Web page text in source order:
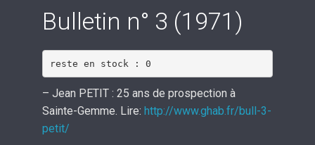
Bulletin n° 3 (1971)
reste en stock : 0
– Jean PETIT : 25 ans de prospection à
Sainte-Gemme. Lire: http://www.ghab.fr/bull-3-
petit/